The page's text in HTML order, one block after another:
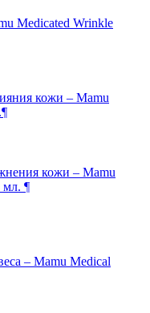
Medicated Wrinkle
кожи – Mamu
кожи – Mamu
мл. ¶
– Mamu Medical